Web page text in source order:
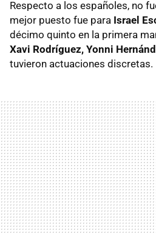
Respecto a los españoles, no
mejor puesto fue para Israel
décimo quinto en la primera
Xavi Rodríguez, Yonni
tuvieron actuaciones discretas.